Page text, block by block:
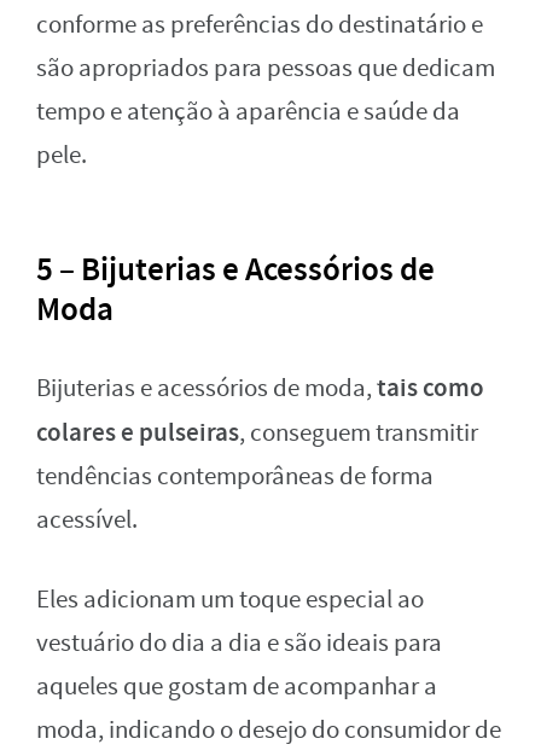
conforme as preferências do destinatário e
são apropriados para pessoas que dedicam
tempo e atenção à aparência e saúde da
pele.
5 – Bijuterias e Acessórios de
Moda
Bijuterias e acessórios de moda,tais como
colares e pulseiras, conseguem transmitir
tendências contemporâneas de forma
acessível.
Eles adicionam um toque especial ao
vestuário do dia a dia e são ideais para
aqueles que gostam de acompanhar a
moda, indicando o desejo do consumidor de